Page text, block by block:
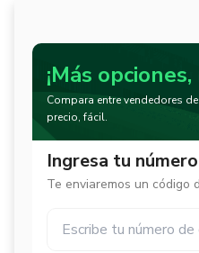
¡Más
Compara entre vendedores
precio, fácil.
Ingresa tu
Te enviaremos un código